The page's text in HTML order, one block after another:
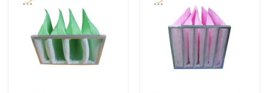
Video
Circa noi